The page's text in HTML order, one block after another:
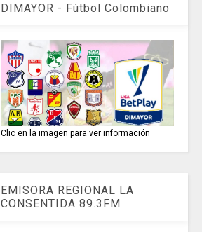
DIMAYOR - Fútbol Colombiano
Clic en la imagen para ver información
EMISORA REGIONAL LA
CONSENTIDA 89.3FM